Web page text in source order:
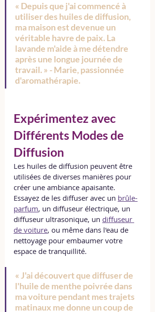
« Depuis que j'ai commencé à
utiliser des huiles de diffusion,
ma maison est devenue un
véritable havre de paix. La
lavande m'aide à me détendre
après une longue journée de
travail. » - Marie, passionnée
d'aromathérapie.
Expérimentez avec
Différents Modes de
Diffusion
Les huiles de diffusion peuvent être
utilisées de diverses manières pour
créer une ambiance apaisante.
Essayez de les diffuser avec un brûle-
parfum, un diffuseur électrique, un
diffuseur ultrasonique, un diffuseur
de voiture, ou même dans l'eau de
nettoyage pour embaumer votre
espace de tranquillité.
« J'ai découvert que diffuser de
l'huile de menthe poivrée dans
ma voiture pendant mes trajets
matinaux me donne un coup de